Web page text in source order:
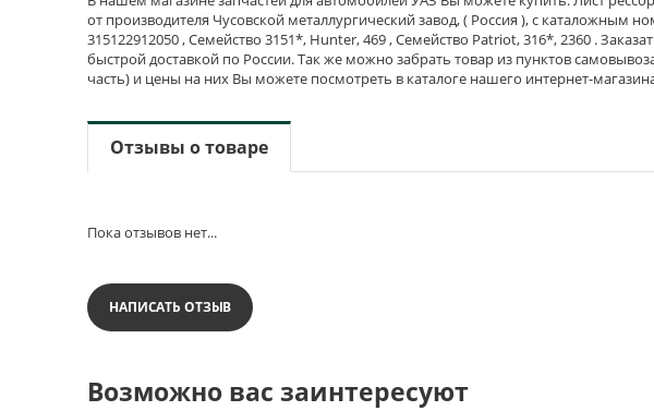
от производителя Чусовской металлургический завод, ( Россия ), с каталожным
315122912050 , Семейство 3151*, Hunter, 469 , Семейство Patriot, 316*, 2360 .
быстрой доставкой по России. Так же можно забрать товар из пунктов
часть) и цены на них Вы можете посмотреть в каталоге нашего интернет-
Отзывы о товаре
Пока отзывов нет...
НАПИСАТЬ ОТЗЫВ
Возможно вас заинтересуют